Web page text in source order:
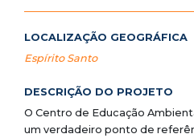
LOCALIZAÇÃO GEOGRÁFICA
Espírito Santo
DESCRIÇÃO DO PROJETO
O Centro de Educação
um verdadeiro ponto de